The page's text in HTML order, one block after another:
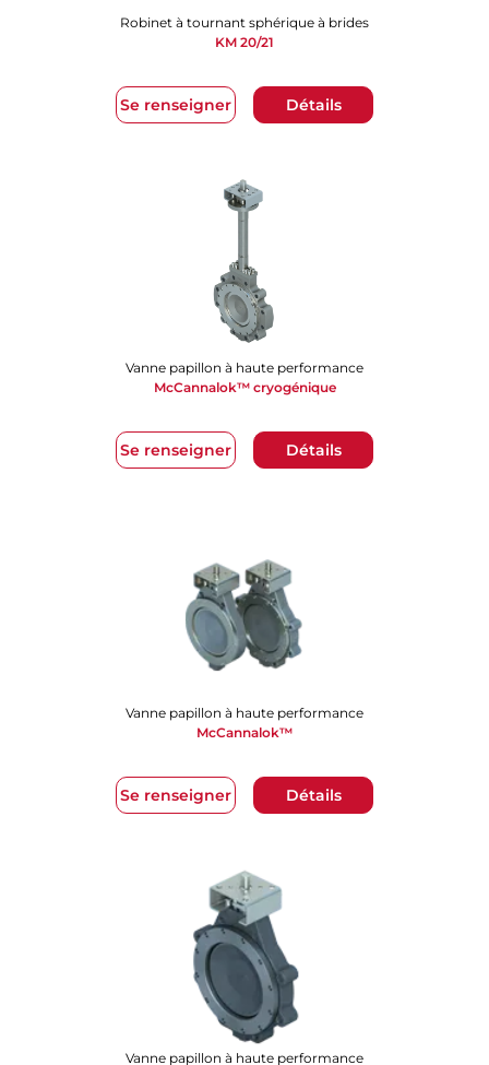
Se renseigner Détails
Robinet à tournant sphérique à brides
KM 20/21
Se renseigner Détails
Vanne papillon à haute performance
McCannalok™ cryogénique
Se renseigner Détails
Vanne papillon à haute performance
McCannalok™
Vanne papillon à haute performance